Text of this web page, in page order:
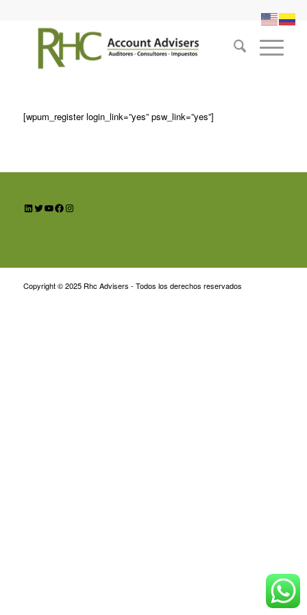
[wpum_register login_link=”yes” psw_link=”yes”]
LinkedIn
Twitter
YouTube
Facebook
Instagram
Copyright © 2025 Rhc Advisers - Todos los derechos reservados